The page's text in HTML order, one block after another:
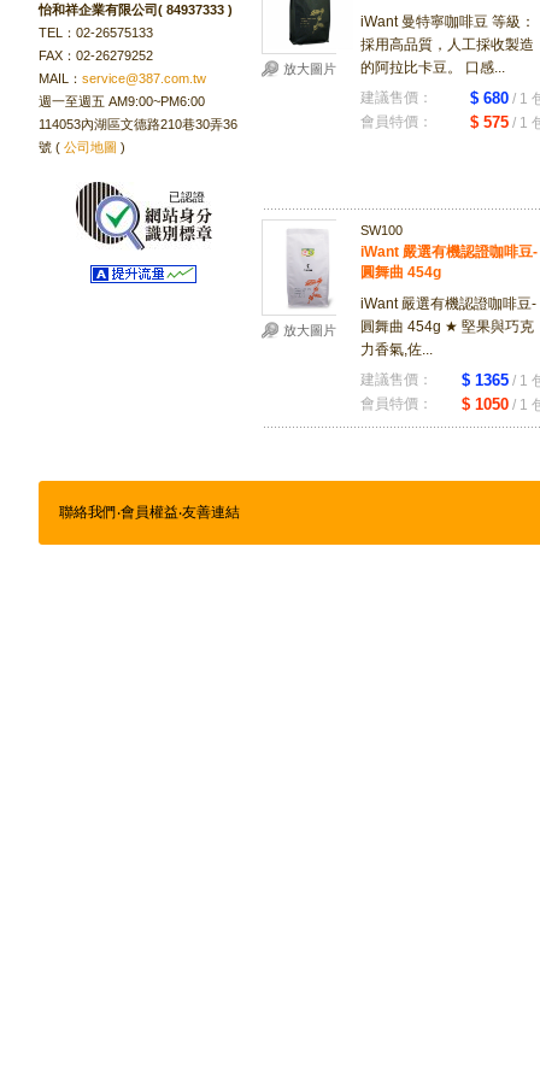
怡和祥企業有限公司( 84937333 )
TEL：02-26575133
FAX：02-26279252
MAIL： service@387.com.tw
週一至週五 AM9:00~PM6:00
114053內湖區文德路210巷30弄36
號 ( 公司地圖 )
已認證
放大圖片
iWant 曼特寧咖啡豆 等級：
採用高品質，人工採收製造
的阿拉比卡豆。 口感...
建議售價：
$ 680/ 1
會員特價：
$ 575/ 1
放大圖片
SW100
iWant 嚴選有機認證咖啡豆-
圓舞曲 454g
iWant 嚴選有機認證咖啡豆-
圓舞曲 454g ★ 堅果與巧克
力香氣,佐...
建議售價：
$ 1365/ 1
會員特價：
$ 1050/ 1
聯絡我們 ‧會員權益‧友善連結